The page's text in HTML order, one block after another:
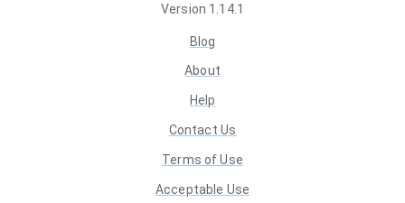
Version 1.14.1
Blog
About
Help
Contact Us
Terms of Use
Acceptable Use